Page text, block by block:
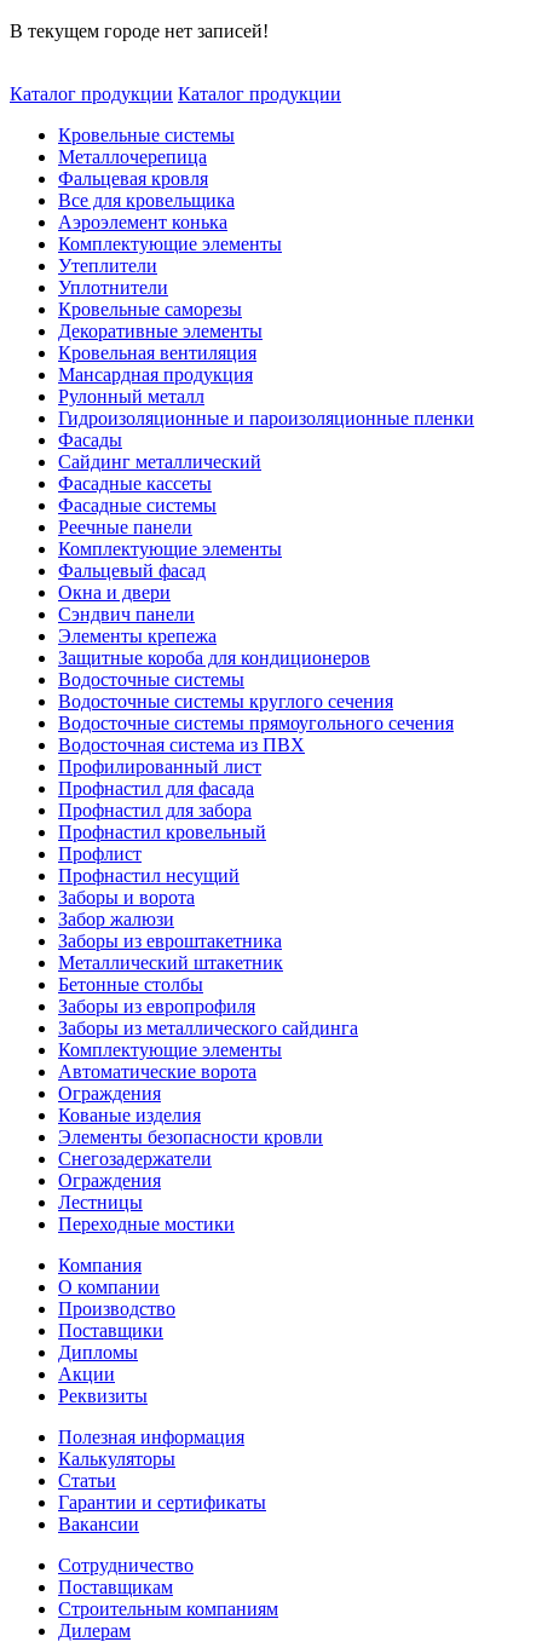
В текущем городе нет записей!
Каталог продукции Каталог продукции
Кровельные системы
Металлочерепица
Фальцевая кровля
Все для кровельщика
Аэроэлемент конька
Комплектующие элементы
Утеплители
Уплотнители
Кровельные саморезы
Декоративные элементы
Кровельная вентиляция
Мансардная продукция
Рулонный металл
Гидроизоляционные и пароизоляционные пленки
Фасады
Сайдинг металлический
Фасадные кассеты
Фасадные системы
Реечные панели
Комплектующие элементы
Фальцевый фасад
Окна и двери
Сэндвич панели
Элементы крепежа
Защитные короба для кондиционеров
Водосточные системы
Водосточные системы круглого сечения
Водосточные системы прямоугольного сечения
Водосточная система из ПВХ
Профилированный лист
Профнастил для фасада
Профнастил для забора
Профнастил кровельный
Профлист
Профнастил несущий
Заборы и ворота
Забор жалюзи
Заборы из евроштакетника
Металлический штакетник
Бетонные столбы
Заборы из европрофиля
Заборы из металлического сайдинга
Комплектующие элементы
Автоматические ворота
Ограждения
Кованые изделия
Элементы безопасности кровли
Снегозадержатели
Ограждения
Лестницы
Переходные мостики
Компания
О компании
Производство
Поставщики
Дипломы
Акции
Реквизиты
Полезная информация
Калькуляторы
Статьи
Гарантии и сертификаты
Вакансии
Сотрудничество
Поставщикам
Строительным компаниям
Дилерам